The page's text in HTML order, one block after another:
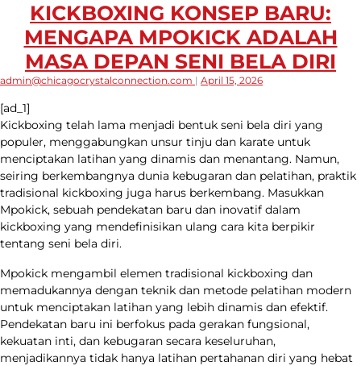
KICKBOXING KONSEP BARU:
MENGAPA MPOKICK ADALAH
MASA DEPAN SENI BELA DIRI
admin@chicagocrystalconnection.com | April 15, 2026
[ad_1]
Kickboxing telah lama menjadi bentuk seni bela diri yang
populer, menggabungkan unsur tinju dan karate untuk
menciptakan latihan yang dinamis dan menantang. Namun,
seiring berkembangnya dunia kebugaran dan pelatihan, praktik
tradisional kickboxing juga harus berkembang. Masukkan
Mpokick, sebuah pendekatan baru dan inovatif dalam
kickboxing yang mendefinisikan ulang cara kita berpikir
tentang seni bela diri.
Mpokick mengambil elemen tradisional kickboxing dan
memadukannya dengan teknik dan metode pelatihan modern
untuk menciptakan latihan yang lebih dinamis dan efektif.
Pendekatan baru ini berfokus pada gerakan fungsional,
kekuatan inti, dan kebugaran secara keseluruhan,
menjadikannya tidak hanya latihan pertahanan diri yang hebat